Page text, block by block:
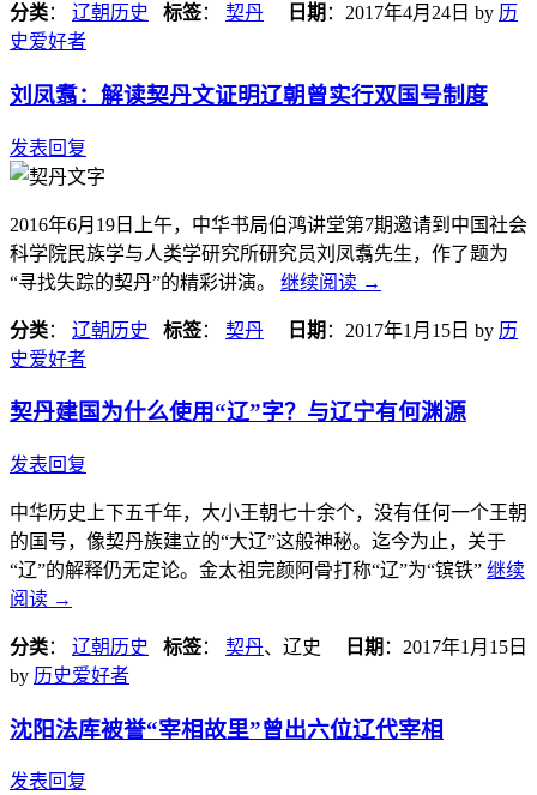
分类： 辽朝历史 标签： 契丹 日期 ： 2017年4月24日 by 历
史爱好者
刘凤翥：解读契丹文证明辽朝曾实行双国号制度
发表回复
2016年6月19日上午，中华书局伯鸿讲堂第7期邀请到中国社会
科学院民族学与人类学研究所研究员刘凤翥先生，作了题为
“寻找失踪的契丹”的精彩讲演。 继续阅读 →
分类： 辽朝历史 标签： 契丹 日期 ： 2017年1月15日 by 历
史爱好者
契丹建国为什么使用“辽”字？与辽宁有何渊源
发表回复
中华历史上下五千年，大小王朝七十余个，没有任何一个王朝
的国号，像契丹族建立的“大辽”这般神秘。迄今为止，关于
“辽”的解释仍无定论。金太祖完颜阿骨打称“辽”为“镔铁” 继续
阅读 →
分类： 辽朝历史 标签： 契丹、辽史 日期 ： 2017年1月15日
by 历史爱好者
沈阳法库被誉“宰相故里”曾出六位辽代宰相
发表回复